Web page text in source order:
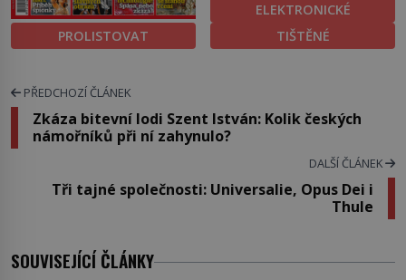
PROLISTOVAT
ELEKTRONICKÉ
TIŠTĚNÉ
PŘEDCHOZÍ ČLÁNEK
Zkáza bitevní lodi Szent István: Kolik českých
námořníků při ní zahynulo?
DALŠÍ ČLÁNEK
Tři tajné společnosti: Universalie, Opus Dei i
Thule
SOUVISEJÍCÍ ČLÁNKY